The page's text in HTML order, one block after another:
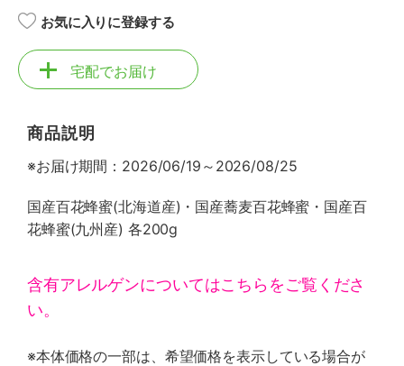
お気に入りに登録する
宅配でお届け
商品説明
※お届け期間：2026/06/19～2026/08/25
国産百花蜂蜜(北海道産)・国産蕎麦百花蜂蜜・国産百
花蜂蜜(九州産) 各200g
含有アレルゲンについてはこちらをご覧くださ
い。
※本体価格の一部は、希望価格を表示している場合が